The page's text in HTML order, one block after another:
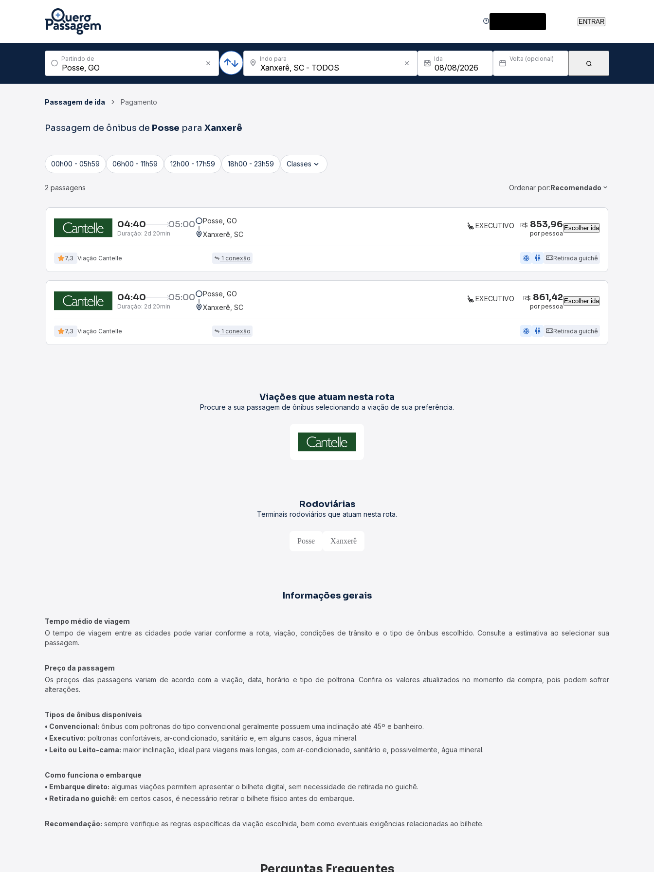
ENTRAR
Partindo de Indo para Ida Volta (opcional)
Passagem de ida Pagamento
Passagem de ônibus de Posse para Xanxerê
00h00 - 05h59 06h00 - 11h59 12h00 - 17h59 18h00 - 23h59 Classes
2 passagens Ordenar por:Recomendado
04:40 05:00
Duração: 2d 20min
Posse, GO
Xanxerê, SC
EXECUTIVO R$ 853,96
por pessoa
Escolher ida
7,3 Viação Cantelle 1 conexão ac_unit wc Retirada guichê
04:40 05:00
Duração: 2d 20min
Posse, GO
Xanxerê, SC
EXECUTIVO R$ 861,42
por pessoa
Escolher ida
7,3 Viação Cantelle 1 conexão ac_unit wc Retirada guichê
Viações que atuam nesta rota
Procure a sua passagem de ônibus selecionando a viação de sua preferência.
Rodoviárias
Terminais rodoviários que atuam nesta rota.
Posse Xanxerê
Informações gerais
Tempo médio de viagem
O tempo de viagem entre as cidades pode variar conforme a rota, viação, condições de trânsito e o tipo de ônibus escolhido. Consulte a estimativa ao selecionar sua
passagem.
Preço da passagem
Os preços das passagens variam de acordo com a viação, data, horário e tipo de poltrona. Confira os valores atualizados no momento da compra, pois podem sofrer
alterações.
Tipos de ônibus disponíveis
• Convencional: ônibus com poltronas do tipo convencional geralmente possuem uma inclinação até 45º e banheiro.
• Executivo: poltronas confortáveis, ar-condicionado, sanitário e, em alguns casos, água mineral.
• Leito ou Leito-cama: maior inclinação, ideal para viagens mais longas, com ar-condicionado, sanitário e, possivelmente, água mineral.
Como funciona o embarque
• Embarque direto: algumas viações permitem apresentar o bilhete digital, sem necessidade de retirada no guichê.
• Retirada no guichê: em certos casos, é necessário retirar o bilhete físico antes do embarque.
Recomendação: sempre verifique as regras específicas da viação escolhida, bem como eventuais exigências relacionadas ao bilhete.
Perguntas Frequentes